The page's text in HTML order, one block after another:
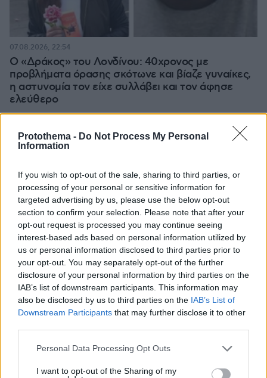
Protothema - Do Not Process My Personal
Information
If you wish to opt-out of the sale, sharing to third parties, or
processing of your personal or sensitive information for
targeted advertising by us, please use the below opt-out
section to confirm your selection. Please note that after your
opt-out request is processed you may continue seeing
interest-based ads based on personal information utilized by
us or personal information disclosed to third parties prior to
your opt-out. You may separately opt-out of the further
disclosure of your personal information by third parties on the
IAB’s list of downstream participants. This information may
also be disclosed by us to third parties on the IAB’s List of
Downstream Participants that may further disclose it to other
Please note that this website/app uses one or more Google
not limited to your visit or usage behaviour. You may click to
Personal Data Processing Opt Outs
I want to opt-out of the Sharing of my
Ο «Δράκος» του Λονδίνου: 40χρονος με
προβλήματα όρασης σκότωνε και βίαζε γυναίκες,
η αστυνομία τον είχε συλλάβει και τον άφησε
ελεύθερο
07.08.2026, 22:54